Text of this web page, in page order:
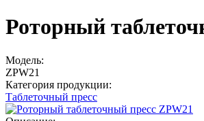
Роторный
Модель:
ZPW21
Категория продукции:
Таблеточный пресс